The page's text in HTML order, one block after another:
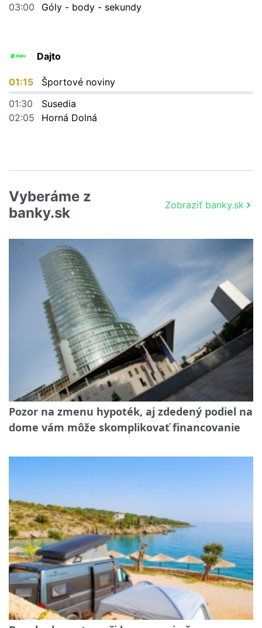
03:00
Góly - body - sekundy
Dajto
01:15
Športové noviny
01:30
Susedia
02:05
Horná Dolná
Vyberáme z
banky.sk
Zobraziť banky.sk
Pozor na zmenu hypoték, aj zdedený podiel na
dome vám môže skomplikovať financovanie